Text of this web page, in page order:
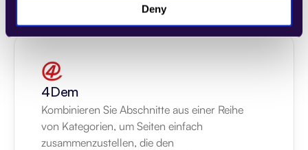
Deny
4Dem
Kombinieren Sie Abschnitte aus einer Reihe
von Kategorien, um Seiten einfach
zusammenzustellen, die den